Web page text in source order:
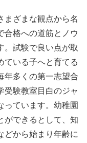
まざまな観点から名
合格への道筋とノウ
。試験で良い点が取
ている子へと育てる
年多くの第一志望合
受験教室目白のジャ
っています。幼稚園
ができるとして、知
どから始まり年齢に